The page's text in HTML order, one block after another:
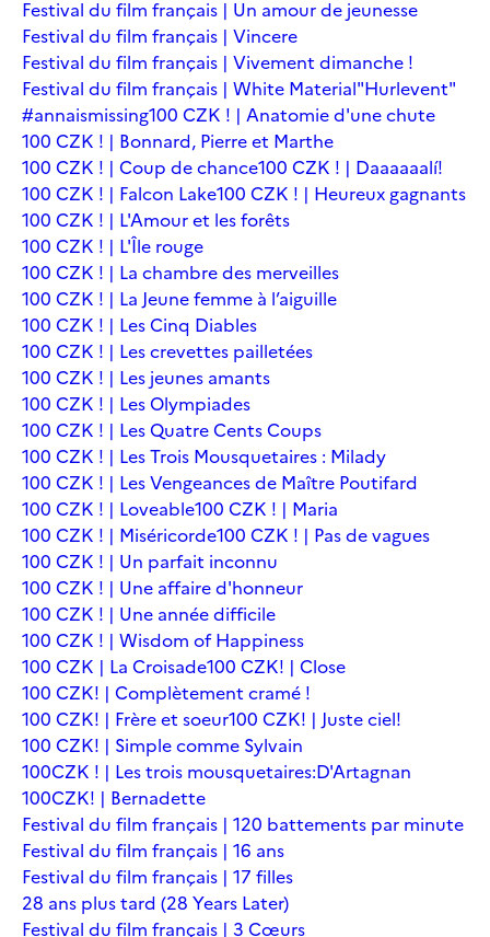
Festival du film français | Un amour de jeunesse
Festival du film français | Vincere
Festival du film français | Vivement dimanche !
Festival du film français | White Material"Hurlevent"
#annaismissing100 CZK ! | Anatomie d'une chute
100 CZK ! | Bonnard, Pierre et Marthe
100 CZK ! | Coup de chance100 CZK ! | Daaaaaalí!
100 CZK ! | Falcon Lake100 CZK ! | Heureux gagnants
100 CZK ! | L'Amour et les forêts
100 CZK ! | L'Île rouge
100 CZK ! | La chambre des merveilles
100 CZK ! | La Jeune femme à l’aiguille
100 CZK ! | Les Cinq Diables
100 CZK ! | Les crevettes pailletées
100 CZK ! | Les jeunes amants
100 CZK ! | Les Olympiades
100 CZK ! | Les Quatre Cents Coups
100 CZK ! | Les Trois Mousquetaires : Milady
100 CZK ! | Les Vengeances de Maître Poutifard
100 CZK ! | Loveable100 CZK ! | Maria
100 CZK ! | Miséricorde100 CZK ! | Pas de vagues
100 CZK ! | Un parfait inconnu
100 CZK ! | Une affaire d'honneur
100 CZK ! | Une année difficile
100 CZK ! | Wisdom of Happiness
100 CZK | La Croisade100 CZK! | Close
100 CZK! | Complètement cramé !
100 CZK! | Frère et soeur100 CZK! | Juste ciel!
100 CZK! | Simple comme Sylvain
100CZK ! | Les trois mousquetaires:D'Artagnan
100CZK! | Bernadette
Festival du film français | 120 battements par minute
Festival du film français | 16 ans
Festival du film français | 17 filles
28 ans plus tard (28 Years Later)
Festival du film français | 3 Cœurs